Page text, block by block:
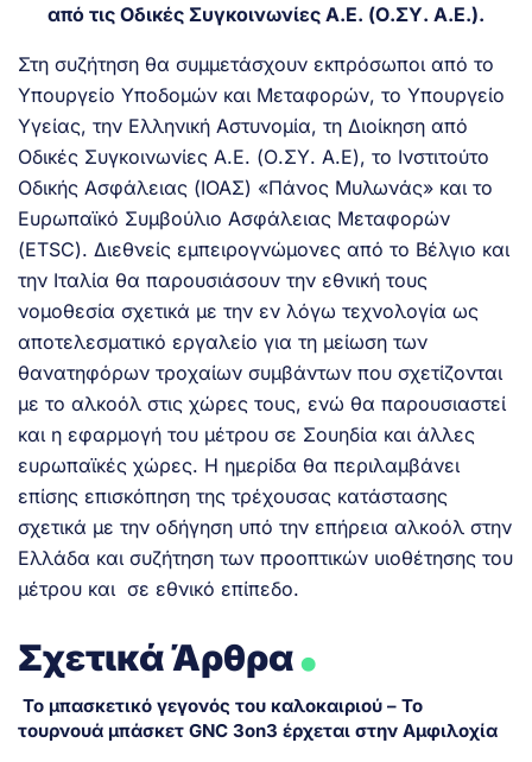
από τις Οδικές Συγκοινωνίες Α.Ε. (Ο.ΣΥ. Α.Ε.).
Στη συζήτηση θα συμμετάσχουν εκπρόσωποι από το
Υπουργείο Υποδομών και Μεταφορών, το Υπουργείο
Υγείας, την Ελληνική Αστυνομία, τη Διοίκηση από
Οδικές Συγκοινωνίες Α.Ε. (Ο.ΣΥ. Α.Ε), το Ινστιτούτο
Οδικής Ασφάλειας (ΙΟΑΣ) «Πάνος Μυλωνάς» και το
Ευρωπαϊκό Συμβούλιο Ασφάλειας Μεταφορών
(ETSC). Διεθνείς εμπειρογνώμονες από το Βέλγιο και
την Ιταλία θα παρουσιάσουν την εθνική τους
νομοθεσία σχετικά με την εν λόγω τεχνολογία ως
αποτελεσματικό εργαλείο για τη μείωση των
θανατηφόρων τροχαίων συμβάντων που σχετίζονται
με το αλκοόλ στις χώρες τους, ενώ θα παρουσιαστεί
και η εφαρμογή του μέτρου σε Σουηδία και άλλες
ευρωπαϊκές χώρες. Η ημερίδα θα περιλαμβάνει
επίσης επισκόπηση της τρέχουσας κατάστασης
σχετικά με την οδήγηση υπό την επήρεια αλκοόλ στην
Ελλάδα και συζήτηση των προοπτικών υιοθέτησης του
μέτρου και σε εθνικό επίπεδο.
Σχετικά Άρθρα.
Το μπασκετικό γεγονός του καλοκαιριού – Το
τουρνουά μπάσκετ GNC 3on3 έρχεται στην Αμφιλοχία